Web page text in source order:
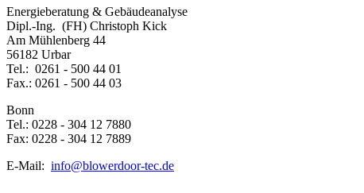
Energieberatung & Gebäudeanalyse
Dipl.-Ing. (FH) Christoph Kick
Am Mühlenberg 44
56182 Urbar
Tel.: 0261 - 500 44 01
Fax.: 0261 - 500 44 03
Bonn
Tel.: 0228 - 304 12 7880
Fax: 0228 - 304 12 7889
E-Mail: info@blowerdoor-tec.de